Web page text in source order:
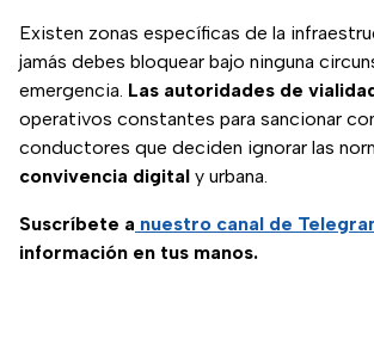
Existen zonas específicas de la
jamás debes bloquear bajo ninguna
emergencia. Las autoridades de
operativos constantes para sancionar
conductores que deciden ignorar las
convivencia digital y urbana.
Suscríbete a nuestro canal de
información en tus manos.